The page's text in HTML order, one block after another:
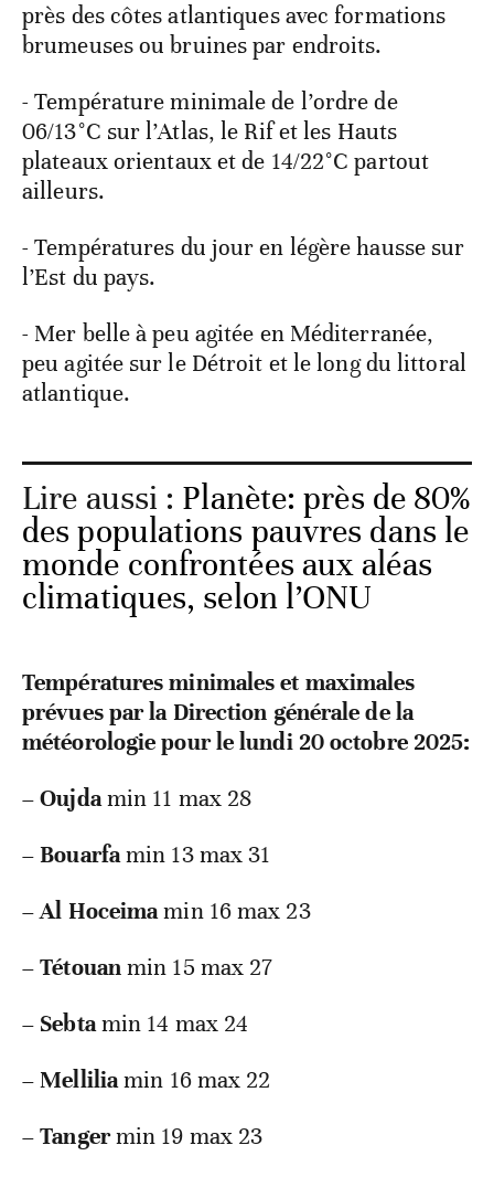
près des côtes atlantiques avec formations
brumeuses ou bruines par endroits.
- Température minimale de l’ordre de
06/13°C sur l’Atlas, le Rif et les Hauts
plateaux orientaux et de 14/22°C partout
ailleurs.
- Températures du jour en légère hausse sur
l’Est du pays.
- Mer belle à peu agitée en Méditerranée,
peu agitée sur le Détroit et le long du littoral
atlantique.
Lire aussi : Planète: près de 80%
des populations pauvres dans le
monde confrontées aux aléas
climatiques, selon l’ONU
Températures minimales et maximales
prévues par la Direction générale de la
météorologie pour le lundi 20 octobre 2025:
–Oujdamin 11 max 28
–Bouarfamin 13 max 31
–Al Hoceimamin 16 max 23
–Tétouanmin 15 max 27
– Sebtamin 14 max 24
–Melliliamin 16 max 22
–Tangermin 19 max 23